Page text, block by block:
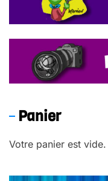
Panier
Votre panier est vide.